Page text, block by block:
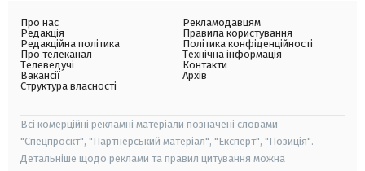
Про нас
Редакція
Редакційна політика
Про телеканал
Телеведучі
Вакансії
Структура власності
Рекламодавцям
Правила користування
Політика конфіденційності
Технічна інформація
Контакти
Архів
Всі комерційні рекламні матеріали позначені словами
"Спецпроєкт", "Партнерський матеріал", "Експерт", "Позиція".
Детальніше щодо реклами та правил цитування можна